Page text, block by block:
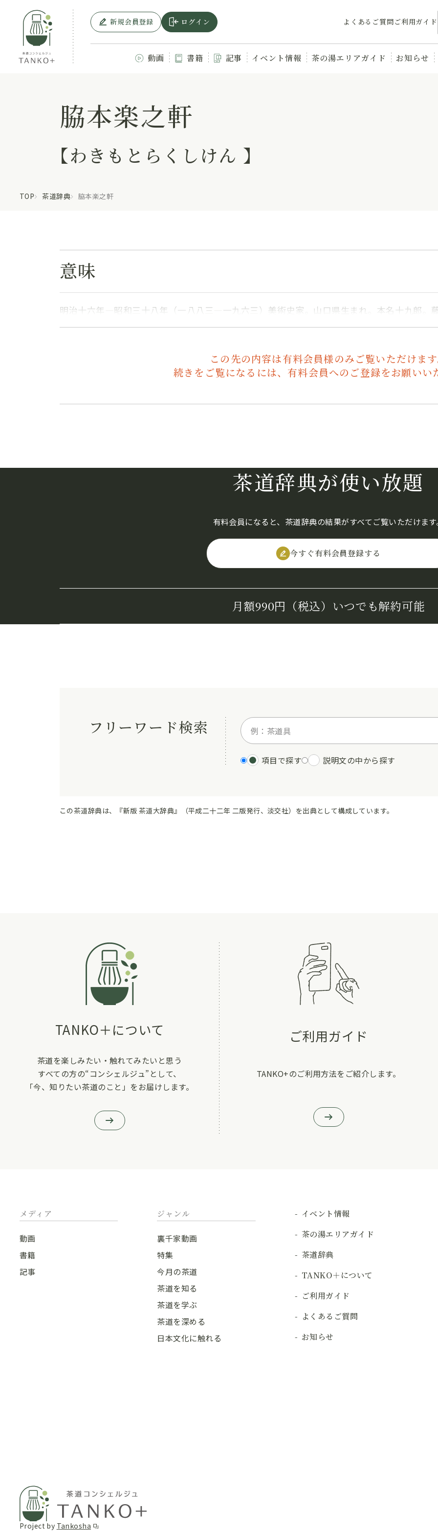
新規会員登録 ログイン よくあるご質問ご利用ガイド
動画 書籍 記事 イベント情報 茶の湯エリアガイド お知らせ
脇本楽之軒
【わきもとらくしけん 】
TOP 茶道辞典 脇本楽之軒
意味
明治十六年―昭和三十八年（一八八三―一九六三）美術史家。山口県生まれ。本名十九郎。
この先の内容は有料会員様のみご覧いただけま
続きをご覧になるには、有料会員へのご登録をお願いい
茶道辞典が使い放題
有料会員になると、茶道辞典の結果がすべてご覧いただけま
今すぐ有料会員登録する
月額990円（税込） いつでも解約可能
フリーワード検索
項目で探す 説明文の中から探す
この茶道辞典は、『新版 茶道大辞典』（平成二十二年 二版発行、淡交社）を出典として構成しています。
TANKO＋について
茶道を楽しみたい・触れてみたいと思う
すべての方の“コンシェルジュ”として、
「今、知りたい茶道のこと」をお届けします。
ご利用ガイド
TANKO+のご利用方法をご紹介します。
メディア
動画
書籍
記事
ジャンル
裏千家動画
特集
今月の茶道
茶道を知る
茶道を学ぶ
茶道を深める
日本文化に触れる
イベント情報
茶の湯エリアガイド
茶道辞典
TANKO＋について
ご利用ガイド
よくあるご質問
お知らせ
Project by Tankosha